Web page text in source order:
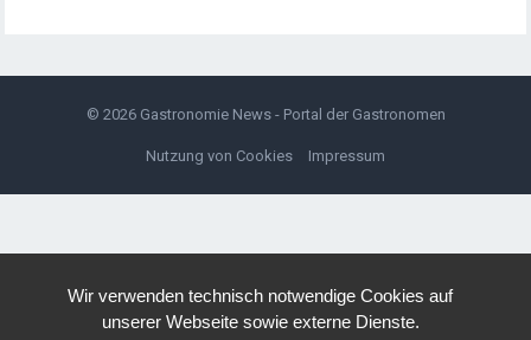
© 2026 Gastronomie News - Portal der Gastronomen
Nutzung von Cookies Impressum
Wir verwenden technisch notwendige Cookies auf
unserer Webseite sowie externe Dienste.